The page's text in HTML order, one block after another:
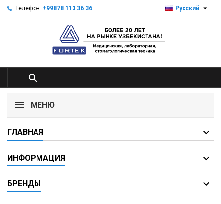
Телефон: +99878 113 36 36 Русский 

МЕНЮ
ГЛАВНАЯ
ИНФОРМАЦИЯ
БРЕНДЫ